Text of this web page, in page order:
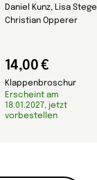
Daniel Kunz, Lisa
Christian Opperer
14,00 €
Klappenbroschur
Erscheint am
18.01.2027, jetzt
vorbestellen